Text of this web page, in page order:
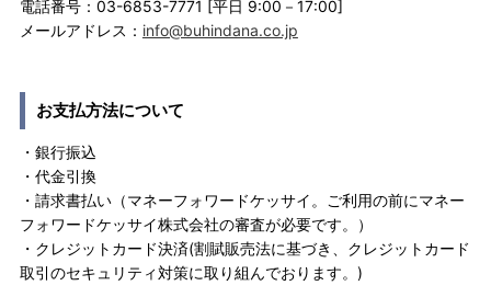
電話番号：03-6853-7771 [平日 9:00－17:00]
メールアドレス： info@buhindana.co.jp
お支払方法について
・銀行振込
・代金引換
・請求書払い（マネーフォワードケッサイ。ご利用の前にマネー
フォワードケッサイ株式会社の審査が必要です。）
・クレジットカード決済(割賦販売法に基づき、クレジットカード
取引のセキュリティ対策に取り組んでおります。)